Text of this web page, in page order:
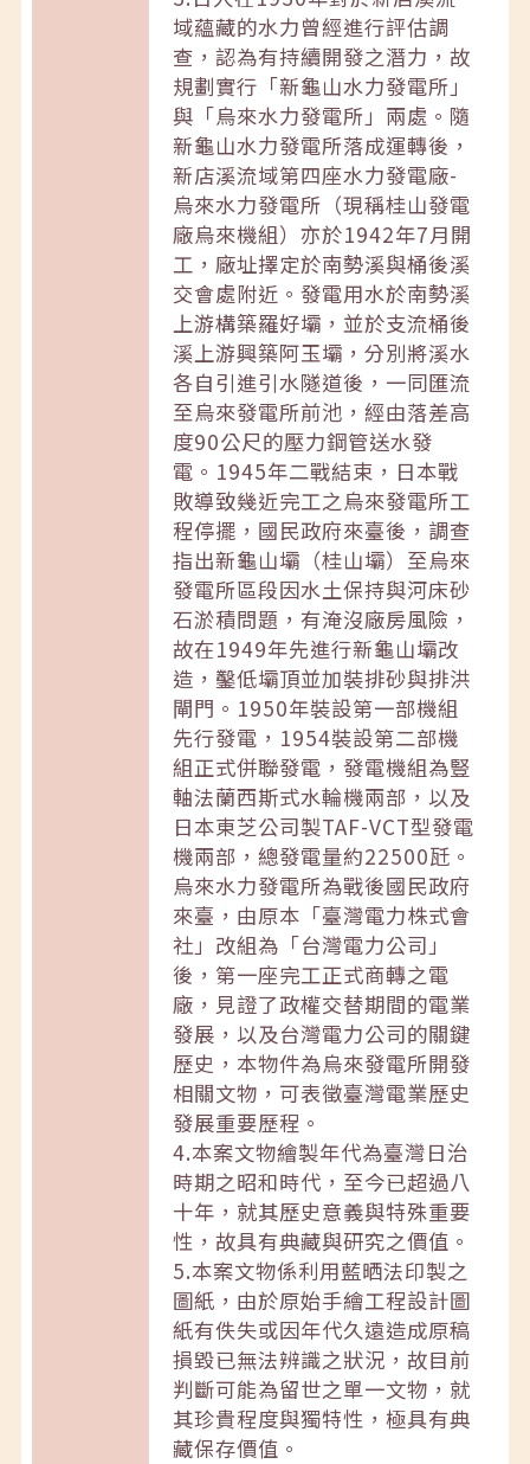
域蘊藏的水力曾經進行評估調
查，認為有持續開發之潛力，故
規劃實行「新龜山水力發電所」
與「烏來水力發電所」兩處。隨
新龜山水力發電所落成運轉後，
新店溪流域第四座水力發電廠-
烏來水力發電所（現稱桂山發電
廠烏來機組）亦於1942年7月開
工，廠址擇定於南勢溪與桶後溪
交會處附近。發電用水於南勢溪
上游構築羅好壩，並於支流桶後
溪上游興築阿玉壩，分別將溪水
各自引進引水隧道後，一同匯流
至烏來發電所前池，經由落差高
度90公尺的壓力鋼管送水發
電。1945年二戰結束，日本戰
敗導致幾近完工之烏來發電所工
程停擺，國民政府來臺後，調查
指出新龜山壩（桂山壩）至烏來
發電所區段因水土保持與河床砂
石淤積問題，有淹沒廠房風險，
故在1949年先進行新龜山壩改
造，鑿低壩頂並加裝排砂與排洪
閘門。1950年裝設第一部機組
先行發電，1954裝設第二部機
組正式併聯發電，發電機組為豎
軸法蘭西斯式水輪機兩部，以及
日本東芝公司製TAF-VCT型發電
機兩部，總發電量約22500瓩。
烏來水力發電所為戰後國民政府
來臺，由原本「臺灣電力株式會
社」改組為「台灣電力公司」
後，第一座完工正式商轉之電
廠，見證了政權交替期間的電業
發展，以及台灣電力公司的關鍵
歷史，本物件為烏來發電所開發
相關文物，可表徵臺灣電業歷史
發展重要歷程。
4.本案文物繪製年代為臺灣日治
時期之昭和時代，至今已超過八
十年，就其歷史意義與特殊重要
性，故具有典藏與研究之價值。
5.本案文物係利用藍晒法印製之
圖紙，由於原始手繪工程設計圖
紙有佚失或因年代久遠造成原稿
損毀已無法辨識之狀況，故目前
判斷可能為留世之單一文物，就
其珍貴程度與獨特性，極具有典
藏保存價值。